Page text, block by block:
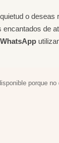
o deseas
encantados de
WhatsApp